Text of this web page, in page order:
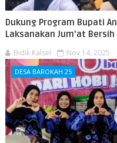
Dukung Program Bupati
Laksanakan Jum'at Bersih
Bidik Kalsel Nov 14, 2025
DESA BAROKAH 25